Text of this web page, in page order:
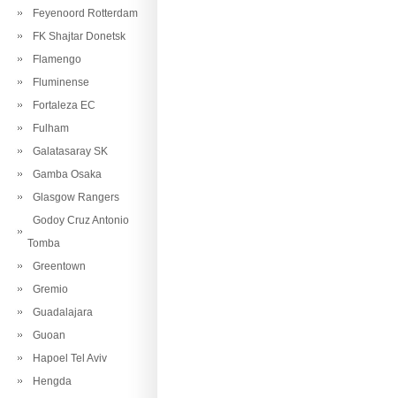
Feyenoord Rotterdam
FK Shajtar Donetsk
Flamengo
Fluminense
Fortaleza EC
Fulham
Galatasaray SK
Gamba Osaka
Glasgow Rangers
Godoy Cruz Antonio
Tomba
Greentown
Gremio
Guadalajara
Guoan
Hapoel Tel Aviv
Hengda